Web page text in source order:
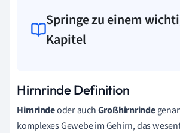
Springe zu einem
Kapitel
Hirnrinde Definition
Hirnrindeoder auchGroßhirnrinde
komplexes Gewebe im Gehirn, das